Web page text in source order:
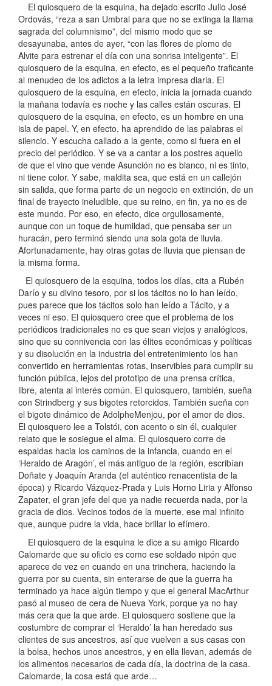
El quiosquero de la esquina, ha dejado escrito Julio José
Ordovás, “reza a san Umbral para que no se extinga la llama
sagrada del columnismo”, del mismo modo que se
desayunaba, antes de ayer, “con las flores de plomo de
Alvite para estrenar el día con una sonrisa inteligente”. El
quiosquero de la esquina, en efecto, es el pequeño traficante
al menudeo de los adictos a la letra impresa diaria. El
quiosquero de la esquina, en efecto, inicia la jornada cuando
la mañana todavía es noche y las calles están oscuras. El
quiosquero de la esquina, en efecto, es un hombre en una
isla de papel. Y, en efecto, ha aprendido de las palabras el
silencio. Y escucha callado a la gente, como si fuera en el
precio del periódico. Y se va a cantar a los postres aquello
de que el vino que vende Asunción no es blanco, ni es tinto,
ni tiene color. Y sabe, maldita sea, que está en un callejón
sin salida, que forma parte de un negocio en extinción, de un
final de trayecto ineludible, que su reino, en fin, ya no es de
este mundo. Por eso, en efecto, dice orgullosamente,
aunque con un toque de humildad, que pensaba ser un
huracán, pero terminó siendo una sola gota de lluvia.
Afortunadamente, hay otras gotas de lluvia que piensan de
la misma forma.
El quiosquero de la esquina, todos los días, cita a Rubén
Darío y su divino tesoro, por si los tácitos no lo han leído,
pues parece que los tácitos solo han leído a Tácito, y a
veces ni eso. El quiosquero cree que el problema de los
periódicos tradicionales no es que sean viejos y analógicos,
sino que su connivencia con las élites económicas y políticas
y su disolución en la industria del entretenimiento los han
convertido en herramientas rotas, inservibles para cumplir su
función pública, lejos del prototipo de una prensa crítica,
libre, atenta al interés común. El quiosquero, también, sueña
con Strindberg y sus bigotes retorcidos. También sueña con
el bigote dinámico de AdolpheMenjou, por el amor de dios.
El quiosquero lee a Tolstói, con acento o sin él, cualquier
relato que le sosiegue el alma. El quiosquero corre de
espaldas hacia los caminos de la infancia, cuando en el
‘Heraldo de Aragón’, el más antiguo de la región, escribían
Doñate y Joaquín Aranda (el auténtico renacentista de la
época) y Ricardo Vázquez-Prada y Luis Horno Liria y Alfonso
Zapater, el gran jefe del que ya nadie recuerda nada, por la
gracia de dios. Vecinos todos de la muerte, ese mal infinito
que, aunque pudre la vida, hace brillar lo efímero.
El quiosquero de la esquina le dice a su amigo Ricardo
Calomarde que su oficio es como ese soldado nipón que
aparece de vez en cuando en una trinchera, haciendo la
guerra por su cuenta, sin enterarse de que la guerra ha
terminado ya hace algún tiempo y que el general MacArthur
pasó al museo de cera de Nueva York, porque ya no hay
más cera que la que arde. El quiosquero sostiene que la
costumbre de comprar el ‘Heraldo’ la han heredado sus
clientes de sus ancestros, así que vuelven a sus casas con
la bolsa, hechos unos ancestros, y en ella llevan, además de
los alimentos necesarios de cada día, la doctrina de la casa.
Calomarde, la cosa está que arde…